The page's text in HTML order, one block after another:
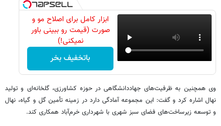
ابزار کامل برای اصلاح مو و
صورت (قیمت رو ببینی باور
نمیکنی!)
باتخفیف بخر
وی همچنین به ظرفیت‌های جهاددانشگاهی در حوزه کشاورزی، گلخانه‌ای و تولید
نهال اشاره کرد و گفت: این مجموعه آمادگی دارد در زمینه تأمین گل و گیاه، نهال
و توسعه زیرساخت‌های فضای سبز شهری با شهرداری خرم‌آباد همکاری کند.